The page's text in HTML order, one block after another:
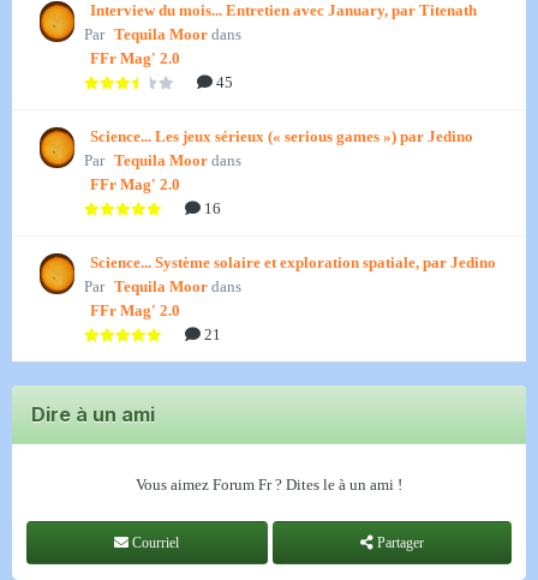
Interview du mois... Entretien avec January, par Titenath
Par Tequila Moor dans
FFr Mag' 2.0
45
Science... Les jeux sérieux (« serious games ») par Jedino
Par Tequila Moor dans
FFr Mag' 2.0
16
Science... Système solaire et exploration spatiale, par Jedino
Par Tequila Moor dans
FFr Mag' 2.0
21
Dire à un ami
Vous aimez Forum Fr ? Dites le à un ami !
Courriel Partager